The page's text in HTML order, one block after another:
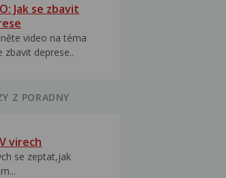
Jak se zbavit
video na téma
zbavit deprese..
Z PORADNY
virech
se zeptat,jak